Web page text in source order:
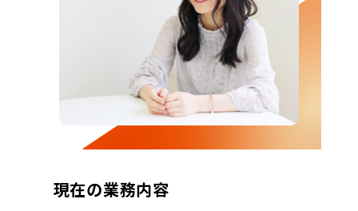
現在の業務内容